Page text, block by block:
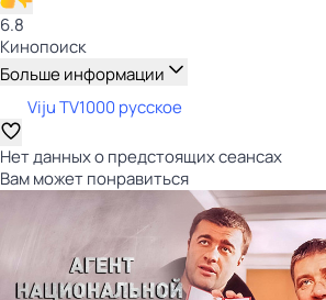
6.8
Кинопоиск
Больше информации
Viju TV1000 русское
Нет данных о предстоящих сеансах
Вам может понравиться